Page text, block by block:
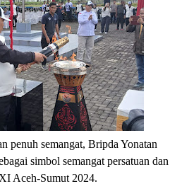
penuh semangat, Bripda Yonatan
simbol semangat persatuan dan
Aceh-Sumut 2024.